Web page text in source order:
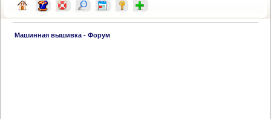
Машинная вышивка - Форум